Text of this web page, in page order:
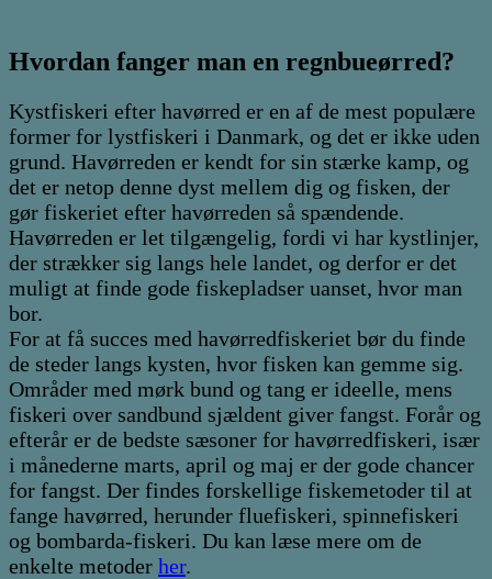
Hvordan fanger man en regnbueørred?
Kystfiskeri efter havørred er en af de mest populære
former for lystfiskeri i Danmark, og det er ikke uden
grund. Havørreden er kendt for sin stærke kamp, og
det er netop denne dyst mellem dig og fisken, der
gør fiskeriet efter havørreden så spændende.
Havørreden er let tilgængelig, fordi vi har kystlinjer,
der strækker sig langs hele landet, og derfor er det
muligt at finde gode fiskepladser uanset, hvor man
bor.
For at få succes med havørredfiskeriet bør du finde
de steder langs kysten, hvor fisken kan gemme sig.
Områder med mørk bund og tang er ideelle, mens
fiskeri over sandbund sjældent giver fangst. Forår og
efterår er de bedste sæsoner for havørredfiskeri, især
i månederne marts, april og maj er der gode chancer
for fangst. Der findes forskellige fiskemetoder til at
fange havørred, herunder fluefiskeri, spinnefiskeri
og bombarda-fiskeri. Du kan læse mere om de
enkelte metoder her.